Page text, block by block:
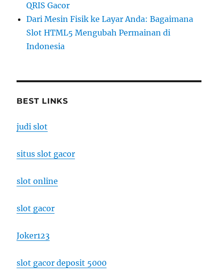
QRIS Gacor
Dari Mesin Fisik ke Layar Anda: Bagaimana
Slot HTML5 Mengubah Permainan di
Indonesia
BEST LINKS
judi slot
situs slot gacor
slot online
slot gacor
Joker123
slot gacor deposit 5000